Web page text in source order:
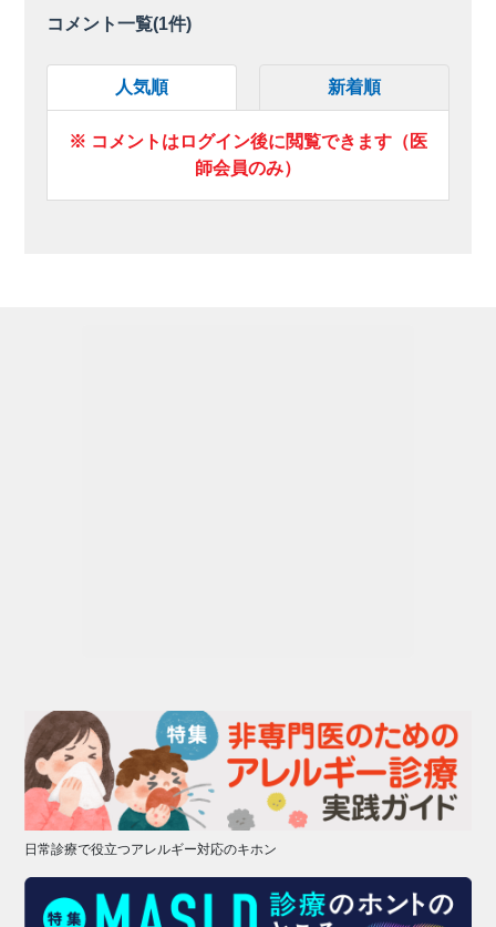
コメント一覧(1件)
人気順 新着順
※ コメントはログイン後に閲覧できます（医
師会員のみ）
日常診療で役立つアレルギー対応のキホン